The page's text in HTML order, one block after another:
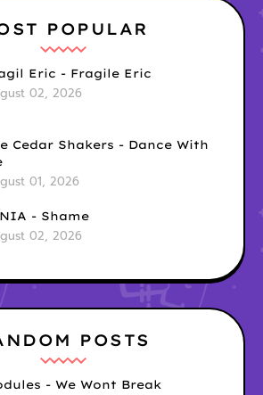
POPULAR
Eric - Fragile Eric
02, 2026
Cedar Shakers - Dance With
01, 2026
- Shame
02, 2026
POSTS
- We Wont Break